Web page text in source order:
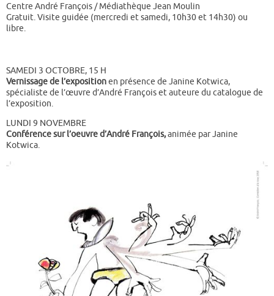
Centre André François / Médiathèque Jean Moulin
Gratuit. Visite guidée (mercredi et samedi, 10h30 et 14h30) ou
libre.
SAMEDI 3 OCTOBRE, 15 H
Vernissage de l’expositionen présence de Janine Kotwica,
spécialiste de l’œuvre d’André François et auteure du catalogue de
l’exposition.
LUNDI 9 NOVEMBRE
Conférence sur l’oeuvre d’André François,animée par Janine
Kotwica.